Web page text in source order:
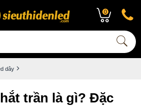
0
dây
trần là gì? Đặc